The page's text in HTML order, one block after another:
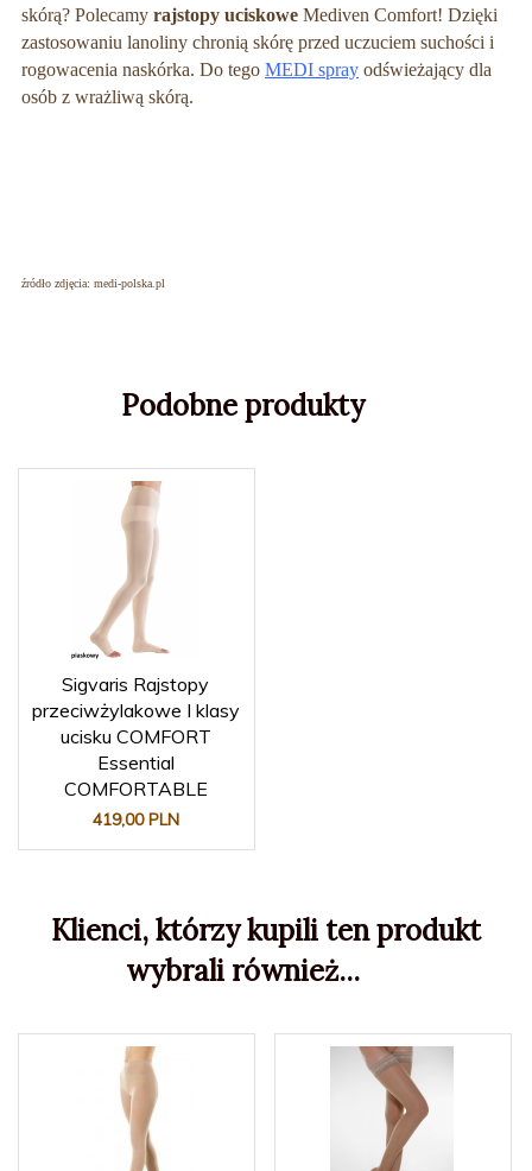
skórą? Polecamy rajstopy uciskowe Mediven Comfort! Dzięki
zastosowaniu lanoliny chronią skórę przed uczuciem suchości i
rogowacenia naskórka. Do tego MEDI spray odświeżający dla
osób z wrażliwą skórą.
źródło zdjęcia: medi-polska.pl
Podobne produkty
Sigvaris Rajstopy
przeciwżylakowe I klasy
ucisku COMFORT
Essential
COMFORTABLE
419,00 PLN
Klienci, którzy kupili ten produkt
wybrali również...